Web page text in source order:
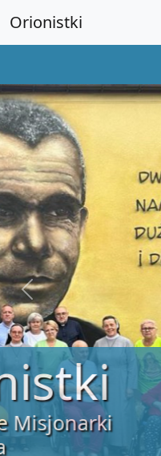
Orionistki
„Tylko
św. Alojzy
Previous